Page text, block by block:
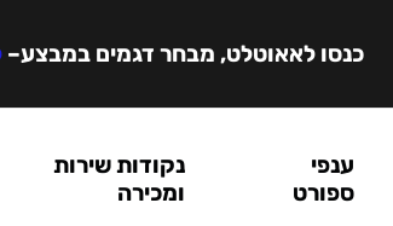
כנסו לאאוטלט, מבחר דגמים במבצע–
ענפי
ספורט
נקודות שירות
ומכירה